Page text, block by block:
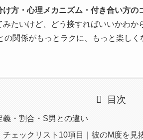
け方・心理メカニズム・付き合い方の
たいけど、どう接すればいいかわ
関係がもっとラクに、もっと楽しく
目次
義・割合・S男との違い
チェックリスト10項目｜彼のM度を見